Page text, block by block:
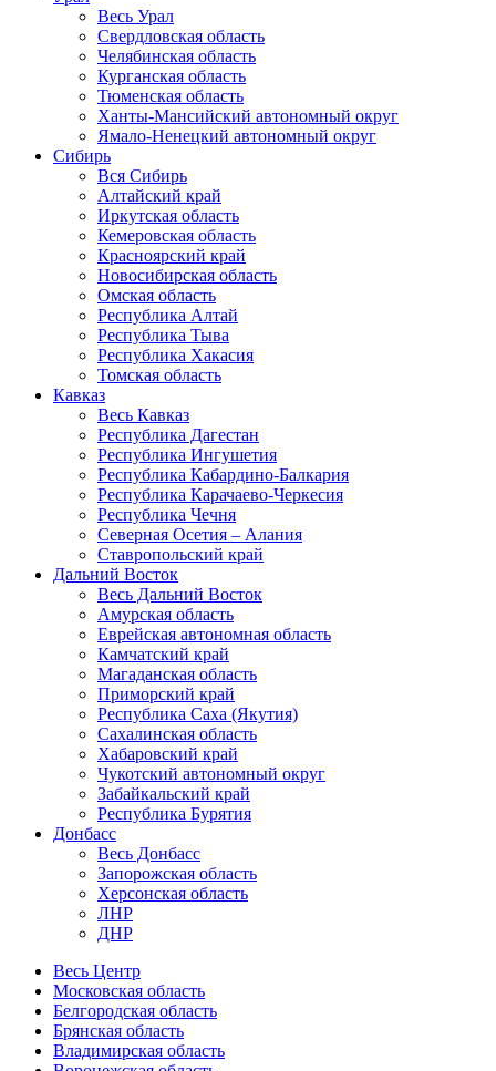
Весь Урал
Свердловская область
Челябинская область
Курганская область
Тюменская область
Ханты-Мансийский автономный округ
Ямало-Ненецкий автономный округ
Сибирь
Вся Сибирь
Алтайский край
Иркутская область
Кемеровская область
Красноярский край
Новосибирская область
Омская область
Республика Алтай
Республика Тыва
Республика Хакасия
Томская область
Кавказ
Весь Кавказ
Республика Дагестан
Республика Ингушетия
Республика Кабардино-Балкария
Республика Карачаево-Черкесия
Республика Чечня
Северная Осетия – Алания
Ставропольский край
Дальний Восток
Весь Дальний Восток
Амурская область
Еврейская автономная область
Камчатский край
Магаданская область
Приморский край
Республика Саха (Якутия)
Сахалинская область
Хабаровский край
Чукотский автономный округ
Забайкальский край
Республика Бурятия
Донбасс
Весь Донбасс
Запорожская область
Херсонская область
ЛНР
ДНР
Весь Центр
Московская область
Белгородская область
Брянская область
Владимирская область